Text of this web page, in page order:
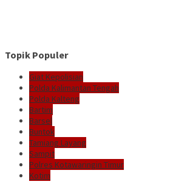
Topik Populer
Giat Kepolisian
Polda Kalimantan Tengah
Polda Kalteng
Bartim
Barsel
Buntok
Tamiang Layang
Sampit
Polres Kotawaringin Timur
Kotim